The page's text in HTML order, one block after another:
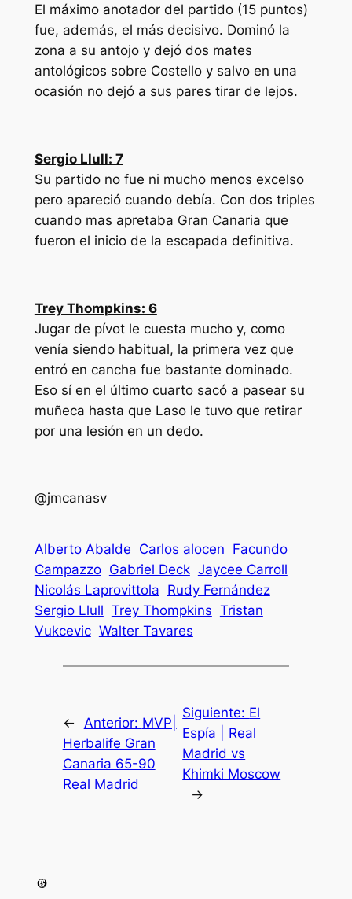
El máximo anotador del partido (15 puntos)
fue, además, el más decisivo. Dominó la
zona a su antojo y dejó dos mates
antológicos sobre Costello y salvo en una
ocasión no dejó a sus pares tirar de lejos.
Sergio Llull: 7
Su partido no fue ni mucho menos excelso
pero apareció cuando debía. Con dos triples
cuando mas apretaba Gran Canaria que
fueron el inicio de la escapada definitiva.
Trey Thompkins: 6
Jugar de pívot le cuesta mucho y, como
venía siendo habitual, la primera vez que
entró en cancha fue bastante dominado.
Eso sí en el último cuarto sacó a pasear su
muñeca hasta que Laso le tuvo que retirar
por una lesión en un dedo.
@jmcanasv
Alberto Abalde Carlos alocen Facundo
Campazzo Gabriel Deck Jaycee Carroll
Nicolás Laprovittola Rudy Fernández
Sergio Llull Trey Thompkins Tristan
Vukcevic Walter Tavares
← Anterior: MVP|
Herbalife Gran
Canaria 65-90
Real Madrid
Siguiente: El
Espía | Real
Madrid vs
Khimki Moscow
→